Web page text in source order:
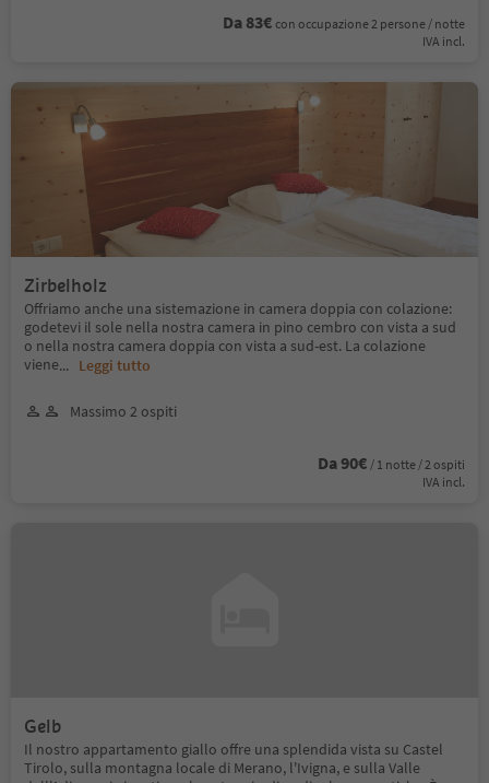
Da 83€ con occupazione 2 persone / notte
IVA incl.
Zirbelholz
Offriamo anche una sistemazione in camera doppia con colazione:
godetevi il sole nella nostra camera in pino cembro con vista a sud
o nella nostra camera doppia con vista a sud-est. La colazione
viene... Leggi tutto
Massimo 2 ospiti
Da 90€ / 1 notte / 2 ospiti
IVA incl.
Gelb
Il nostro appartamento giallo offre una splendida vista su Castel
Tirolo, sulla montagna locale di Merano, l'Ivigna, e sulla Valle